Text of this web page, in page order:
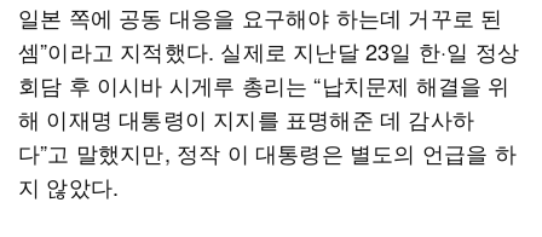
일본 쪽에 공동 대응을 요구해야 하는데 거꾸로 된
셈”이라고 지적했다. 실제로 지난달 23일 한·일 정상
회담 후 이시바 시게루 총리는 “납치문제 해결을 위
해 이재명 대통령이 지지를 표명해준 데 감사하
다”고 말했지만, 정작 이 대통령은 별도의 언급을 하
지 않았다.